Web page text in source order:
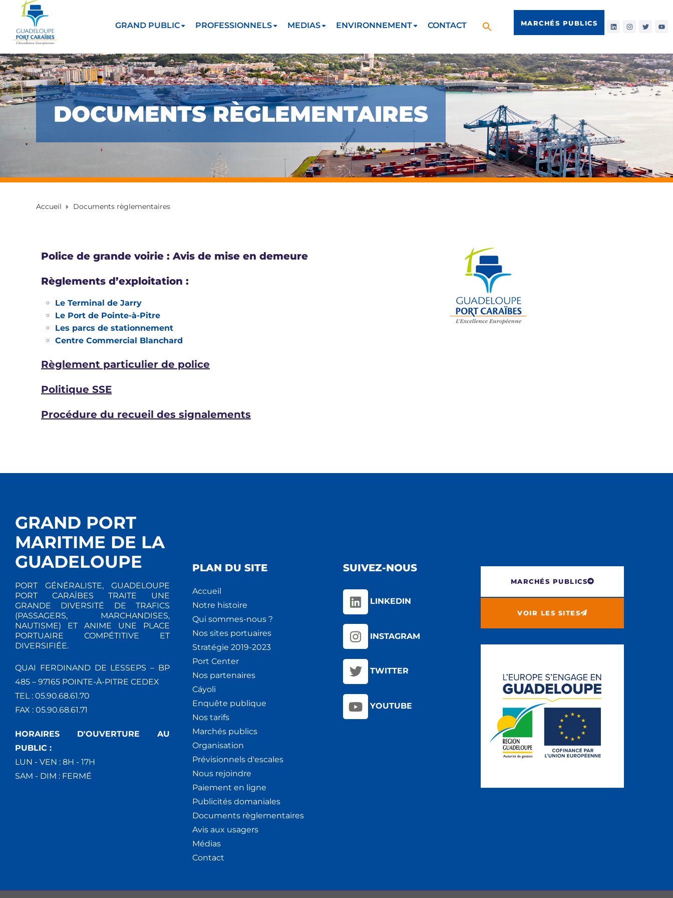
GRAND PUBLIC PROFESSIONNELS MEDIAS ENVIRONNEMENT CONTACT MARCHÉS PUBLICS
DOCUMENTS RÈGLEMENTAIRES
Accueil Documents règlementaires
Police de grande voirie : Avis de mise en demeure
Règlements d’exploitation :
Le Terminal de Jarry
Le Port de Pointe-à-Pitre
Les parcs de stationnement
Centre Commercial Blanchard
Règlement particulier de police
Politique SSE
Procédure du recueil des signalements
GRAND PORT
MARITIME DE LA
GUADELOUPE
PORT GÉNÉRALISTE, GUADELOUPE
PORT CARAÏBES TRAITE UNE
GRANDE DIVERSITÉ DE TRAFICS
(PASSAGERS, MARCHANDISES,
NAUTISME) ET ANIME UNE PLACE
PORTUAIRE COMPÉTITIVE ET
DIVERSIFIÉE.
QUAI FERDINAND DE LESSEPS – BP
485 – 97165 POINTE-À-PITRE CEDEX
TEL : 05.90.68.61.70
FAX : 05.90.68.61.71
HORAIRES D'OUVERTURE AU
PUBLIC :
LUN - VEN : 8H - 17H
SAM - DIM : FERMÉ
PLAN DU SITE
Accueil
Notre histoire
Qui sommes-nous ?
Nos sites portuaires
Stratégie 2019-2023
Port Center
Nos partenaires
Cáyoli
Enquête publique
Nos tarifs
Marchés publics
Organisation
Prévisionnels d'escales
Nous rejoindre
Paiement en ligne
Publicités domaniales
Documents règlementaires
Avis aux usagers
Médias
Contact
SUIVEZ-NOUS
LINKEDIN
INSTAGRAM
TWITTER
YOUTUBE
MARCHÉS PUBLICS
VOIR LES SITES